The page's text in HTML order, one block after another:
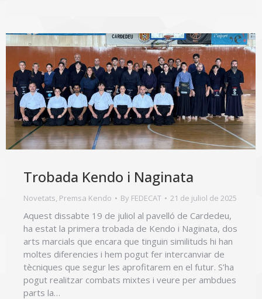
Trobada Kendo i Naginata
Novetats, Premsa Kendo By FEDECAT 21 de juliol de 2025
Aquest dissabte 19 de juliol al pavelló de Cardedeu,
ha estat la primera trobada de Kendo i Naginata, dos
arts marcials que encara que tinguin similituds hi han
moltes diferencies i hem pogut fer intercanviar de
tècniques que segur les aprofitarem en el futur. S’ha
pogut realitzar combats mixtes i veure per ambdues
parts la…